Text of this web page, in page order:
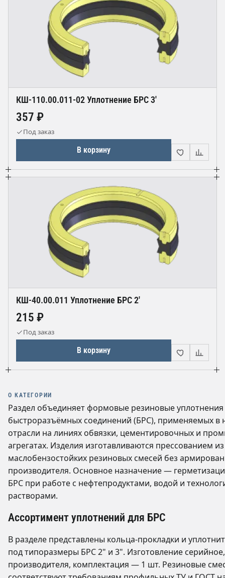
КШ-110.00.011-02 Уплотнение БРС 3'
357 ₽
Под заказ
В корзину
КШ-40.00.011 Уплотнение БРС 2'
215 ₽
Под заказ
В корзину
О КАТЕГОРИИ
Раздел объединяет формовые резиновые уплотнения
быстроразъёмных соединений (БРС), применяемых в
отрасли на линиях обвязки, цементировочных и
агрегатах. Изделия изготавливаются прессованием из
маслобензостойких резиновых смесей без
производителя. Основное назначение —
БРС при работе с нефтепродуктами, водой и
растворами.
Ассортимент уплотнений для БРС
В разделе представлены кольца-прокладки и
под типоразмеры БРС 2" и 3". Изготовление
производителя, комплектация — 1 шт. Резиновые